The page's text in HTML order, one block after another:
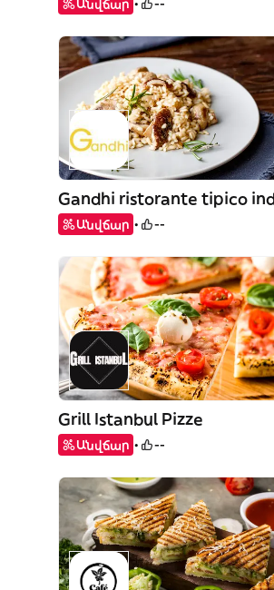
Անվճար --
Gandhi ristorante tipico
Անվճար --
Grill Istanbul Pizze
Անվճար --